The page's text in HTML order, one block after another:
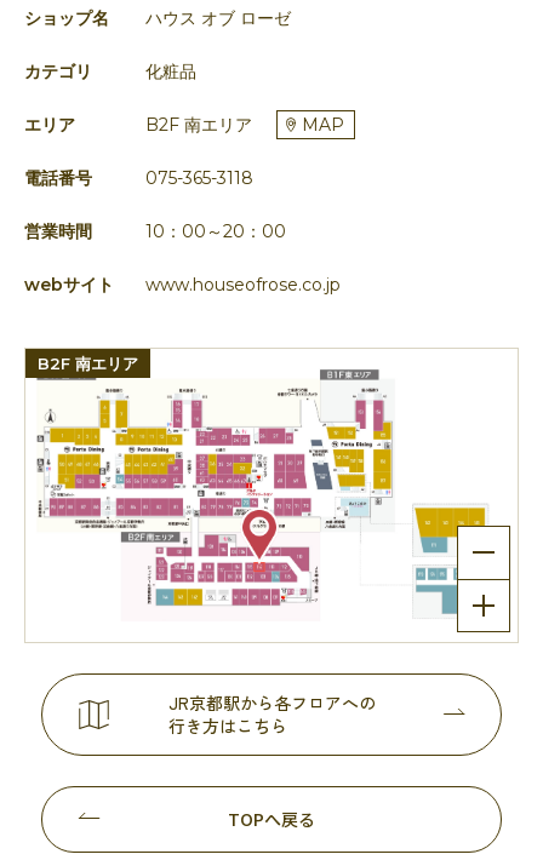
ショップ名 ハウス オブ ローゼ
カテゴリ 化粧品
エリア B2F 南エリア MAP
電話番号 075-365-3118
営業時間 10：00～20：00
webサイト www.houseofrose.co.jp
B2F 南エリア
JR京都駅から各フロアへの
行き方はこちら
TOPへ戻る